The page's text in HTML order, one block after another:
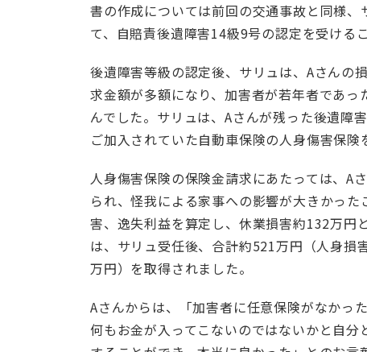
書の作成については前回の交通事故と同様
て、自賠責後遺障害14級9号の認定を受ける
後遺障害等級の認定後、サリュは、Aさんの
求金額が多額になり、加害者が若年者であ
んでした。サリュは、Aさんが残った後遺障
ご加入されていた自動車保険の人身傷害保険
人身傷害保険の保険金請求にあたっては、A
られ、怪我による家事への影響が大きかっ
害、逸失利益を算定し、休業損害約132万円
は、サリュ受任後、合計約521万円（人身損
万円）を取得されました。
Aさんからは、「加害者に任意保険がなかっ
何もお金が入ってこないのではないかと自